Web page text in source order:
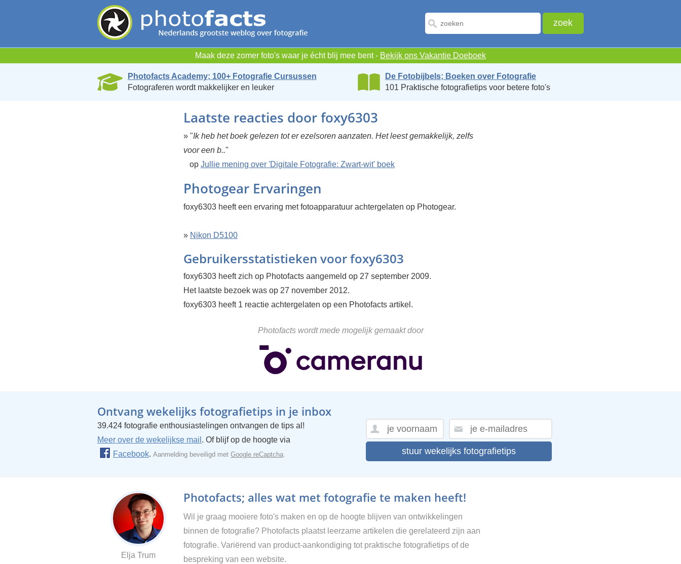
Maak deze zomer foto's waar je écht blij mee bent - Bekijk ons Vakantie Doeboek
Photofacts Academy; 100+ Fotografie Cursussen
Fotograferen wordt makkelijker en leuker
De Fotobijbels; Boeken over Fotografie
101 Praktische fotografietips voor betere foto's
Laatste reacties door foxy6303
» "Ik heb het boek gelezen tot er ezelsoren aanzaten. Het leest gemakkelijk, zelfs
voor een b.."
op Jullie mening over 'Digitale Fotografie: Zwart-wit' boek
Photogear Ervaringen
foxy6303 heeft een ervaring met fotoapparatuur achtergelaten op Photogear.
» Nikon D5100
Gebruikersstatistieken voor foxy6303
foxy6303 heeft zich op Photofacts aangemeld op 27 september 2009.
Het laatste bezoek was op 27 november 2012.
foxy6303 heeft 1 reactie achtergelaten op een Photofacts artikel.
Photofacts wordt mede mogelijk gemaakt door
Ontvang wekelijks fotografietips in je inbox
39.424 fotografie enthousiastelingen ontvangen de tips al!
Meer over de wekelijkse mail . Of blijf op de hoogte via
Facebook. Aanmelding beveiligd met Google reCaptcha. stuur wekelijks fotografietips
Elja Trum
Photofacts; alles wat met fotografie te maken heeft!
Wil je graag mooiere foto's maken en op de hoogte blijven van ontwikkelingen
binnen de fotografie? Photofacts plaatst leerzame artikelen die gerelateerd zijn aan
fotografie. Variërend van product-aankondiging tot praktische fotografietips of de
bespreking van een website.